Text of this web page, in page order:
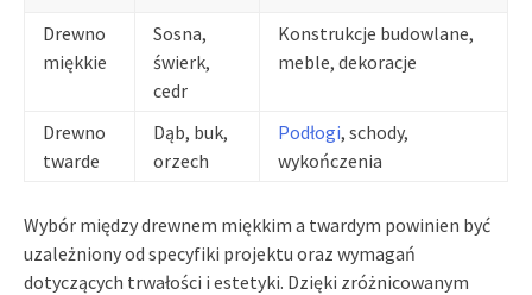
Drewno
miękkie
Sosna,
świerk,
cedr
Konstrukcje budowlane,
meble, dekoracje
Drewno
twarde
Dąb, buk,
orzech
Podłogi, schody,
wykończenia
Wybór między drewnem miękkim a twardym powinien być
uzależniony od specyfiki projektu oraz wymagań
dotyczących trwałości i estetyki. Dzięki zróżnicowanym